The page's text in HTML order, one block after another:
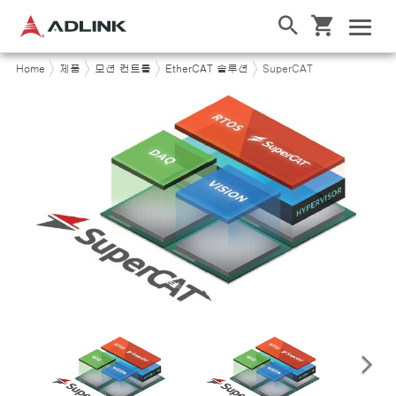
Home 제품 모션 컨트롤 EtherCAT 솔루션 SuperCAT